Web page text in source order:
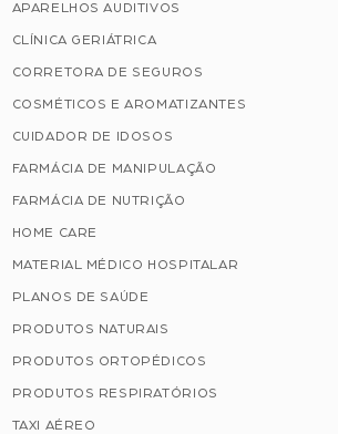
APARELHOS AUDITIVOS
CLÍNICA GERIÁTRICA
CORRETORA DE SEGUROS
COSMÉTICOS E AROMATIZANTES
CUIDADOR DE IDOSOS
FARMÁCIA DE MANIPULAÇÃO
FARMÁCIA DE NUTRIÇÃO
HOME CARE
MATERIAL MÉDICO HOSPITALAR
PLANOS DE SAÚDE
PRODUTOS NATURAIS
PRODUTOS ORTOPÉDICOS
PRODUTOS RESPIRATÓRIOS
TAXI AÉREO